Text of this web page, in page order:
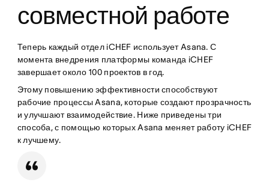
совместной работе
Теперь каждый отдел iCHEF использует Asana. С
момента внедрения платформы команда iCHEF
завершает около 100 проектов в год.
Этому повышению эффективности способствуют
рабочие процессы Asana, которые создают прозрачность
и улучшают взаимодействие. Ниже приведены три
способа, с помощью которых Asana меняет работу iCHEF
к лучшему.